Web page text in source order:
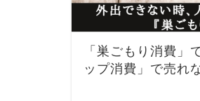
「巣ごもり消費」
ップ消費」で売れ